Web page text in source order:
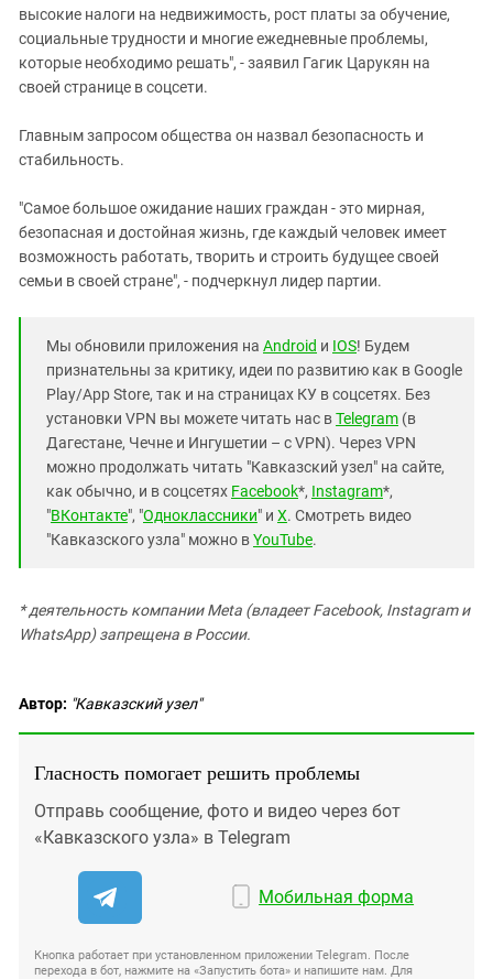
высокие налоги на недвижимость, рост платы за обучение,
социальные трудности и многие ежедневные проблемы,
которые необходимо решать", - заявил Гагик Царукян на
своей странице в соцсети.
Главным запросом общества он назвал безопасность и
стабильность.
"Самое большое ожидание наших граждан - это мирная,
безопасная и достойная жизнь, где каждый человек имеет
возможность работать, творить и строить будущее своей
семьи в своей стране", - подчеркнул лидер партии.
Мы обновили приложения на Android и IOS! Будем
признательны за критику, идеи по развитию как в Google
Play/App Store, так и на страницах КУ в соцсетях. Без
установки VPN вы можете читать нас вTelegram (в
Дагестане, Чечне и Ингушетии – с VPN). Через VPN
можно продолжать читать "Кавказский узел" на сайте,
как обычно, и в соцсетях Facebook*, Instagram*,
"ВКонтакте", "Одноклассники" и X. Смотреть видео
"Кавказского узла" можно вYouTube.
* деятельность компании Meta (владеет Facebook, Instagram и
WhatsApp) запрещена в России.
Автор: "Кавказский узел"
Гласность помогает решить проблемы
Отправь сообщение, фото и видео через бот
«Кавказского узла» в Telegram
Мобильная форма
Кнопка работает при установленном приложении Telegram. После
перехода в бот, нажмите на «Запустить бота» и напишите нам. Для